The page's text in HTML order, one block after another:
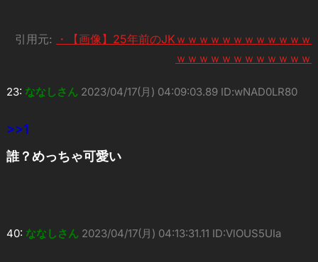
引用元:
・【画像】25年前のJKｗｗｗｗｗｗｗｗｗｗｗｗ
ｗｗｗｗｗｗｗｗｗｗｗｗ
23: ななしさん 2023/04/17(月) 04:09:03.89 ID:wNAD0LR80
>>1
誰？めっちゃ可愛い
40: ななしさん 2023/04/17(月) 04:13:31.11 ID:VlOUS5UIa